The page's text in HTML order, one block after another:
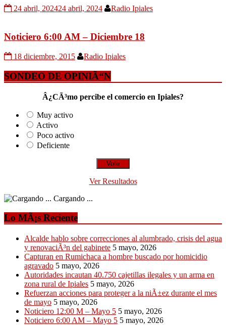
24 abril, 202424 abril, 2024 Radio Ipiales
Noticiero 6:00 AM – Diciembre 18
18 diciembre, 2015 Radio Ipiales
SONDEO DE OPINIÃ“N
Â¿CÃ³mo percibe el comercio en Ipiales?
Muy activo
Activo
Poco activo
Deficiente
Ver Resultados
Cargando ...
Lo MÃ¡s Reciente
Alcalde hablo sobre correcciones al alumbrado, crisis del agua
y renovaciÃ³n del gabinete 5 mayo, 2026
Capturan en Rumichaca a hombre buscado por homicidio
agravado 5 mayo, 2026
Autoridades incautan 40.750 cajetillas ilegales y un arma en
zona rural de Ipiales 5 mayo, 2026
Refuerzan acciones para proteger a la niÃ±ez durante el mes
de mayo 5 mayo, 2026
Noticiero 12:00 M – Mayo 5 5 mayo, 2026
Noticiero 6:00 AM – Mayo 5 5 mayo, 2026